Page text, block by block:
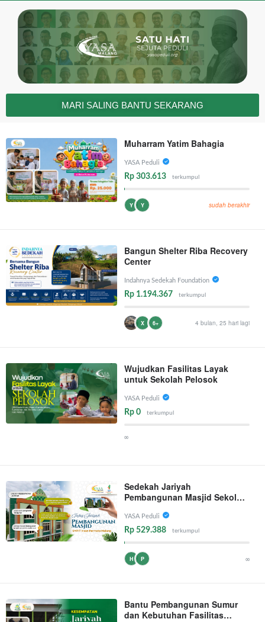
MARI SALING BANTU SEKARANG
Muharram Yatim Bahagia
YASA Peduli
Rp 303.613 terkumpul
Y Y sudah berakhir
Bangun Shelter Riba Recovery
Center
Indahnya Sedekah Foundation
Rp 1.194.367 terkumpul
X 6+ 4 bulan, 25 hari lagi
Wujudkan Fasilitas Layak
untuk Sekolah Pelosok
YASA Peduli
Rp 0 terkumpul
∞
Sedekah Jariyah
Pembangunan Masjid Sekolah
YASA Peduli
Rp 529.388 terkumpul
H P ∞
Bantu Pembangunan Sumur
dan Kebutuhan Fasilitas